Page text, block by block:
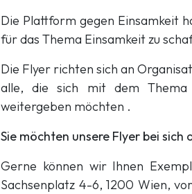
Die Plattform gegen Einsamkeit
für das Thema Einsamkeit zu
Die Flyer richten sich an
alle, die sich mit dem Thema
weitergeben möchten .
Sie möchten unsere Flyer bei
Gerne können wir Ihnen
Sachsenplatz 4-6, 1200 Wien,